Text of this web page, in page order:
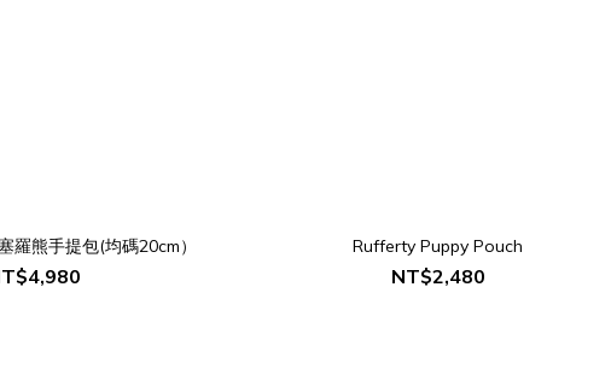
羅熊手提包(均碼20cm） Rufferty Puppy Pouch
NT$2,480